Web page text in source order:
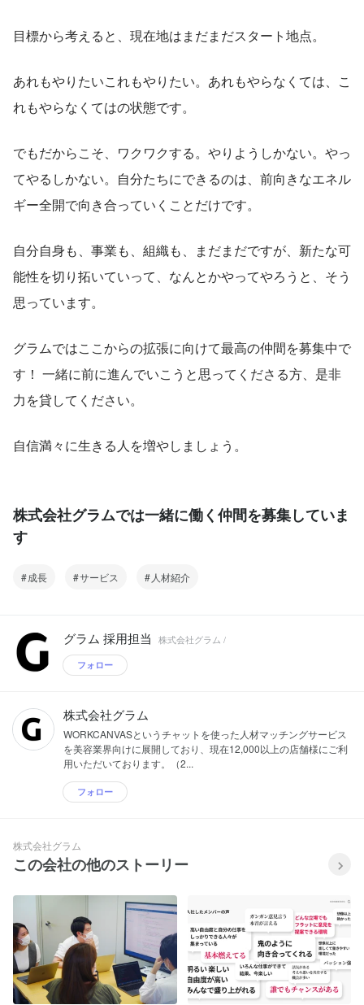
目標から考えると、現在地はまだまだスタート地点。
あれもやりたいこれもやりたい。あれもやらなくては、こ
れもやらなくてはの状態です。
でもだからこそ、ワクワクする。やりようしかない。やっ
てやるしかない。自分たちにできるのは、前向きなエネル
ギー全開で向き合っていくことだけです。
自分自身も、事業も、組織も、まだまだですが、新たな可
能性を切り拓いていって、なんとかやってやろうと、そう
思っています。
グラムではここからの拡張に向けて最高の仲間を募集中で
す！ 一緒に前に進んでいこうと思ってくださる方、是非
力を貸してください。
自信満々に生きる人を増やしましょう。
株式会社グラムでは一緒に働く仲間を募集していま
す
成長 サービス 人材紹介
グラム 採用担当 株式会社グラム /
フォロー
株式会社グラム
WORKCANVASというチャットを使った人材マッチングサービス
を美容業界向けに展開しており、現在12,000以上の店舗様にご利
用いただいております。（2...
フォロー
株式会社グラム
この会社の他のストーリー